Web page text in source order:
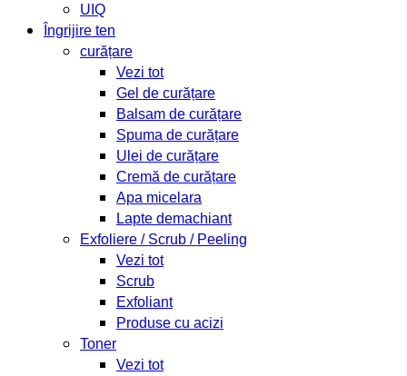
UIQ
Îngrijire ten
curățare
Vezi tot
Gel de curățare
Balsam de curățare
Spuma de curățare
Ulei de curățare
Cremă de curățare
Apa micelara
Lapte demachiant
Exfoliere / Scrub / Peeling
Vezi tot
Scrub
Exfoliant
Produse cu acizi
Toner
Vezi tot